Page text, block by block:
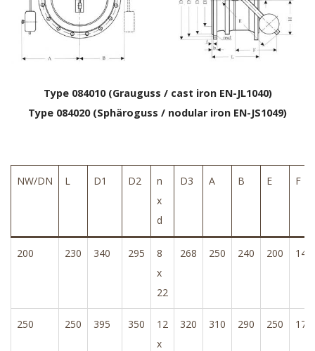
Type 084010 (Grauguss / cast iron EN-JL1040)
Type 084020 (Sphäroguss / nodular iron EN-JS1049)
NW/DN L D1 D2
n
x
d
D3 A B E F
200 230 340 295
8
x
22
268 250 240 200 142
250 250 395 350
12
x
320 310 290 250 178